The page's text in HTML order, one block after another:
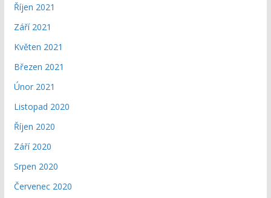
Říjen 2021
Září 2021
Květen 2021
Březen 2021
Únor 2021
Listopad 2020
Říjen 2020
Září 2020
Srpen 2020
Červenec 2020